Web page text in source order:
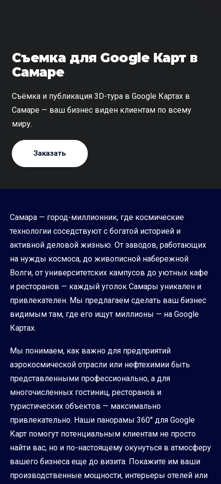
Съемка для Google Карт в
Самаре
Съёмка и публикация 3D-тура в Google Картах в
Самаре — ваш бизнес виден клиентам по всему
миру.
Заказать
Самара — город-миллионник, где космические
технологии соседствуют с богатой историей и
активной деловой жизнью. От заводов, работающих
на нужды космоса, до живописной набережной
Волги, от университетских кампусов до уютных кафе
и ресторанов — каждый уголок Самары уникален и
привлекателен. Мы предлагаем сделать ваш бизнес
видимым там, где его ищут миллионы — на Google
Картах.
Мы понимаем, как важно для предприятий
аэрокосмической отрасли или нефтехимии быть
представленными профессионально, а для
многочисленных гостиниц, ресторанов и
туристических объектов — максимально
привлекательно. Наши панорамы 360° для Google
Карт помогут потенциальным клиентам не просто
найти вас, но и по-настоящему окунуться в атмосферу
вашего бизнеса еще до визита. Покажите им ваши
производственные мощности, интерьеры отелей или